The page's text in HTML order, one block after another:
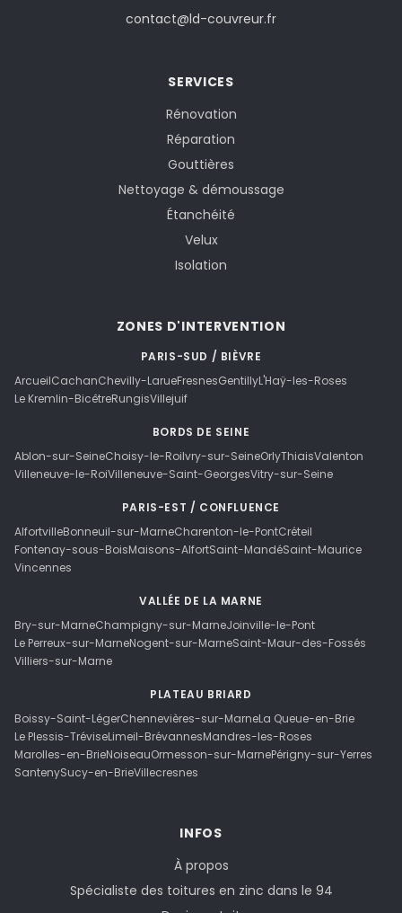
contact@ld-couvreur.fr
SERVICES
Rénovation
Réparation
Gouttières
Nettoyage & démoussage
Étanchéité
Velux
Isolation
ZONES D'INTERVENTION
PARIS-SUD / BIÈVRE
ArcueilCachanChevilly-LarueFresnesGentillyL'Haÿ-les-Roses
Le Kremlin-BicêtreRungisVillejuif
BORDS DE SEINE
Ablon-sur-SeineChoisy-le-RoiIvry-sur-SeineOrlyThiaisValenton
Villeneuve-le-RoiVilleneuve-Saint-GeorgesVitry-sur-Seine
PARIS-EST / CONFLUENCE
AlfortvilleBonneuil-sur-MarneCharenton-le-PontCréteil
Fontenay-sous-BoisMaisons-AlfortSaint-MandéSaint-Maurice
Vincennes
VALLÉE DE LA MARNE
Bry-sur-MarneChampigny-sur-MarneJoinville-le-Pont
Le Perreux-sur-MarneNogent-sur-MarneSaint-Maur-des-Fossés
Villiers-sur-Marne
PLATEAU BRIARD
Boissy-Saint-LégerChennevières-sur-MarneLa Queue-en-Brie
Le Plessis-TréviseLimeil-BrévannesMandres-les-Roses
Marolles-en-BrieNoiseauOrmesson-sur-MarnePérigny-sur-Yerres
SantenySucy-en-BrieVillecresnes
INFOS
À propos
Spécialiste des toitures en zinc dans le 94